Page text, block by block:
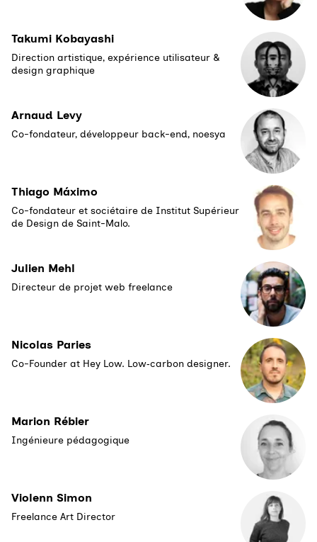
Takumi Kobayashi
Direction artistique, expérience utilisateur &
design graphique
Arnaud Levy
Co-fondateur, développeur back-end, noesya
Thiago Máximo
Co-fondateur et sociétaire de Institut Supérieur
de Design de Saint-Malo.
Julien Mehl
Directeur de projet web freelance
Nicolas Paries
Co-Founder at Hey Low. Low‑carbon designer.
Marion Rébier
Ingénieure pédagogique
Violenn Simon
Freelance Art Director